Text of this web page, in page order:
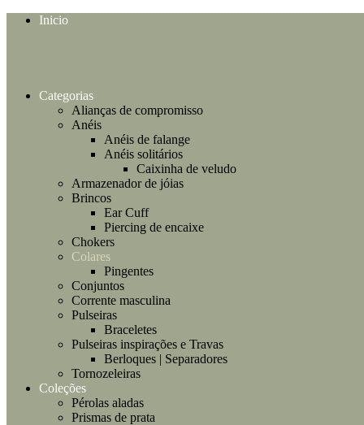
Inicio
Categorias
Alianças de compromisso
Anéis
Anéis de falange
Anéis solitários
Caixinha de veludo
Armazenador de jóias
Brincos
Ear Cuff
Piercing de encaixe
Chokers
Colares
Pingentes
Conjuntos
Corrente masculina
Pulseiras
Braceletes
Pulseiras inspirações e Travas
Berloques | Separadores
Tornozeleiras
Coleções
Pérolas aladas
Prismas de prata